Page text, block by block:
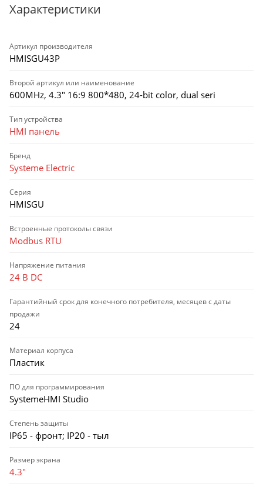
Характеристики
Артикул производителя
HMISGU43P
Второй артикул или наименование
600MHz, 4.3" 16:9 800*480, 24-bit color, dual seri
Тип устройства
HMI панель
Бренд
Systeme Electric
Серия
HMISGU
Встроенные протоколы связи
Modbus RTU
Напряжение питания
24 В DC
Гарантийный срок для конечного потребителя, месяцев с даты
продажи
24
Материал корпуса
Пластик
ПО для программирования
SystemeHMI Studio
Степень защиты
IP65 - фронт; IP20 - тыл
Размер экрана
4.3"